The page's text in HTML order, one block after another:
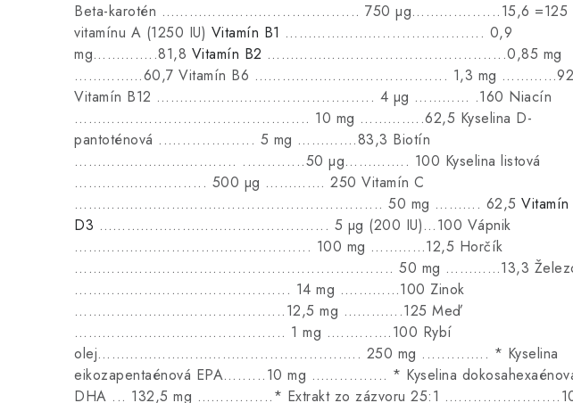
Beta-karotén …………………….................. 750 µg………….......15,6 =125
vitamínu A (1250 IU) Vitamín B1 …………………..................... 0,9
mg…………..81,8 Vitamín B2 ………………................................0,85 mg
……………60,7 Vitamín B6 ……………………................. 1,3 mg
Vitamín B12 ……………………...................... 4 µg ………… .160 Niacín
………….…................................. 10 mg …………..62,5 Kyselina D-
pantoténová .…................ 5 mg ………….83,3 Biotín
…………………………..... .............50 µg………….. 100 Kyselina listová
……………............. 500 µg …………. 250 Vitamín C
……………………………................................ 50 mg ………. 62,5 Vitamín
D3 ……………………………................ 5 µg (200 IU)…100 Vápnik
…………………........……............... 100 mg …………12,5 Horčík
…………………………..................................... 50 mg …………13,3
…………………………................ 14 mg ….………100 Zinok
…………………………...............12,5 mg ………….125 Meď
…………………………............... 1 mg …..…...…100 Rybí
olej……………………………...................…. 250 mg ..........…. * Kyselina
eikozapentaénová EPA…......10 mg …….......... * Kyselina
DHA ... 132,5 mg ……..........* Extrakt zo zázvoru 25:1